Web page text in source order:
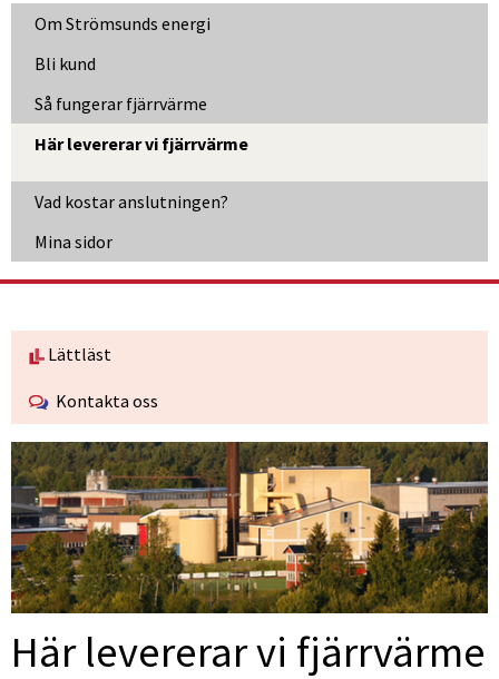
Om Strömsunds energi
Bli kund
Så fungerar fjärrvärme
Här levererar vi fjärrvärme
Vad kostar anslutningen?
Mina sidor
Lättläst
Kontakta oss
Här levererar vi fjärrvärme